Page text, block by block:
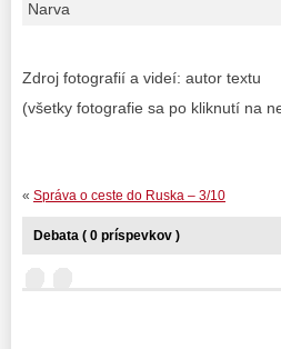
Narva
Zdroj fotografií a videí: autor textu
(všetky fotografie sa po kliknutí na
« Správa o ceste do Ruska – 3/10
Debata ( 0 príspevkov )